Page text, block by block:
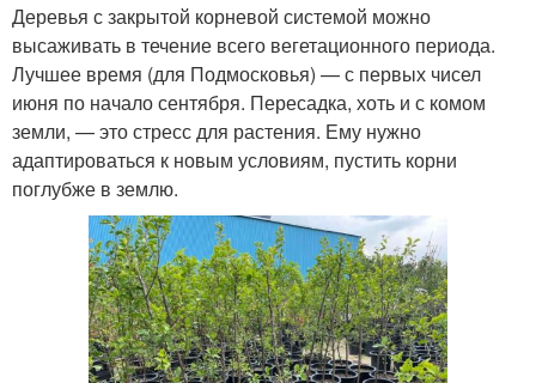
Деревья с закрытой корневой системой можно
высаживать в течение всего вегетационного периода.
Лучшее время (для Подмосковья) — с первых чисел
июня по начало сентября. Пересадка, хоть и с комом
земли, — это стресс для растения. Ему нужно
адаптироваться к новым условиям, пустить корни
поглубже в землю.